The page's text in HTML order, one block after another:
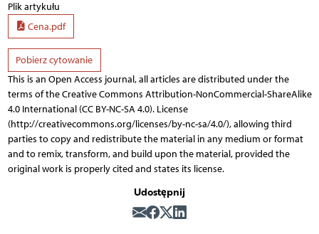
Plik artykułu
Cena.pdf
Pobierz cytowanie
This is an Open Access journal, all articles are distributed under the
terms of the Creative Commons Attribution-NonCommercial-ShareAlike
4.0 International (CC BY-NC-SA 4.0). License
(http://creativecommons.org/licenses/by-nc-sa/4.0/), allowing third
parties to copy and redistribute the material in any medium or format
and to remix, transform, and build upon the material, provided the
original work is properly cited and states its license.
Udostępnij